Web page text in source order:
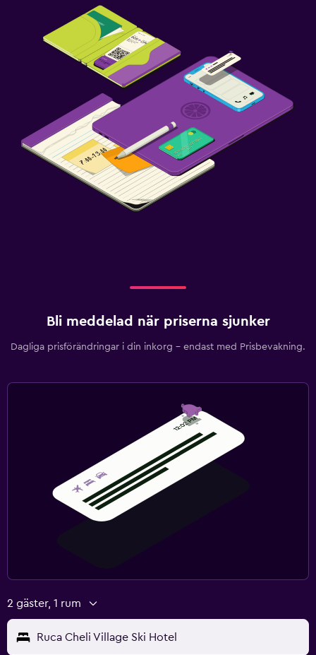
Bli meddelad när priserna sjunker
Dagliga prisförändringar i din inkorg – endast med Prisbevakning.
2 gäster, 1 rum
Ruca Cheli Village Ski Hotel